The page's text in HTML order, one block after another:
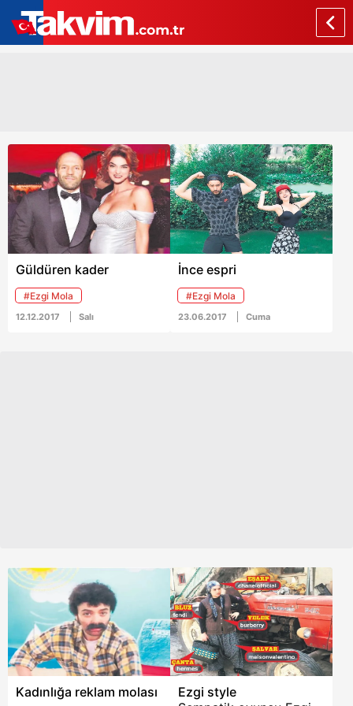
Güldüren kader
#Ezgi Mola
12.12.2017 Salı
İnce espri
#Ezgi Mola
23.06.2017 Cuma
Kadınlığa reklam molası
Ezgi style